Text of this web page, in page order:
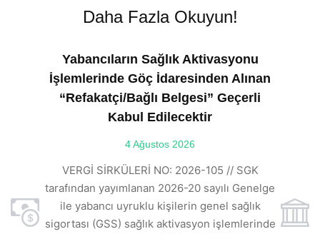
Daha Fazla Okuyun!
Yabancıların Sağlık Aktivasyonu
İşlemlerinde Göç İdaresinden Alınan
“Refakatçi/Bağlı Belgesi” Geçerli
Kabul Edilecektir
4 Ağustos 2026
VERGİ SİRKÜLERİ NO: 2026-105 // SGK
tarafından yayımlanan 2026-20 sayılı Genelge
ile yabancı uyruklu kişilerin genel sağlık
sigortası (GSS) sağlık aktivasyon işlemlerinde